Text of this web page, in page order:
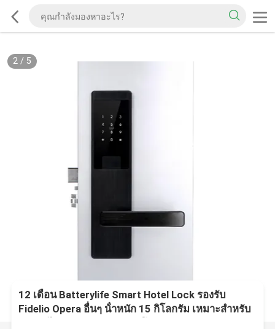
2/ 5
12 เดือน Batterylife Smart Hotel Lock รองรับ
Fidelio Opera อื่นๆ น้ําหนัก 15 กิโลกรัม เหมาะสําหรับ